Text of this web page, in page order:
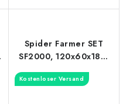
Spider Farmer SET
SF2000, 120x60x180,
Feuchtigkeits-/
Kostenloser Versand